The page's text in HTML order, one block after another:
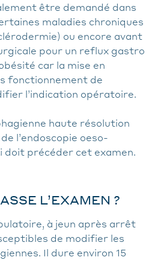
être demandé dans
maladies chroniques
ou encore avant
pour un reflux gastro
car la mise en
fonctionnement de
l’indication opératoire.
haute résolution
l’endoscopie oeso-
doit précéder cet examen.
L’EXAMEN ?
à jeun après arrêt
de modifier les
Il dure environ 15